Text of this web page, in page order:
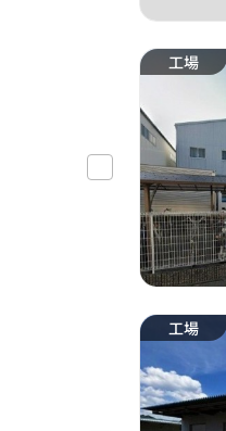
工場
工場